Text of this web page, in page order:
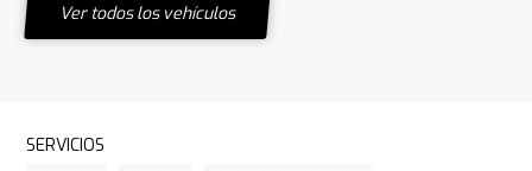
Ver todos los vehículos
SERVICIOS